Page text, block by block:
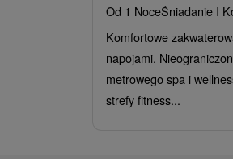
Od 1 NoceŚniadanie I
Komfortowe
napojami.
metrowego spa i
strefy fitness...